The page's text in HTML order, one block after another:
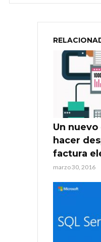
Un
hacer
factura
marzo 30, 2016